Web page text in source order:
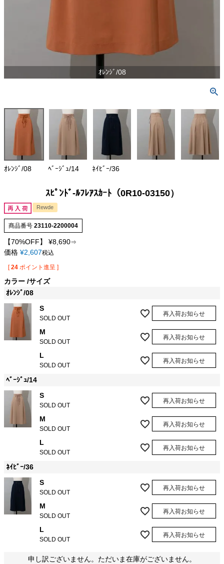
ｵﾚﾝｼﾞ/08
ｵﾚﾝｼﾞ/08 ﾍﾞｰｼﾞｭ/14 ﾈｲﾋﾞｰ/36
ｽﾋﾟﾝﾄﾞ-ﾙﾌﾚｱｽｶｰﾄ（0R10-03150）
Rewde
商品番号 23110-2200004
【70%OFF】 ¥8,690⇒
価格 ¥2,607税込
[ 24 ポイント進呈 ]
カラー サイズ
ｵﾚﾝｼﾞ/08
S
SOLD OUT
再入荷お知らせ
M
SOLD OUT
再入荷お知らせ
L
SOLD OUT
再入荷お知らせ
ﾍﾞｰｼﾞｭ/14
S
SOLD OUT
再入荷お知らせ
M
SOLD OUT
再入荷お知らせ
L
SOLD OUT
再入荷お知らせ
ﾈｲﾋﾞｰ/36
S
SOLD OUT
再入荷お知らせ
M
SOLD OUT
再入荷お知らせ
L
SOLD OUT
再入荷お知らせ
申し訳ございません。ただいま在庫がございません。